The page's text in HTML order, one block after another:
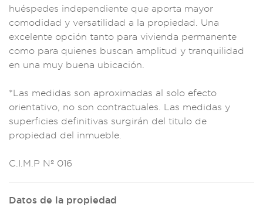
huéspedes independiente que aporta mayor
comodidad y versatilidad a la propiedad. Una
excelente opción tanto para vivienda permanente
como para quienes buscan amplitud y tranquilidad
en una muy buena ubicación.
*Las medidas son aproximadas al solo efecto
orientativo, no son contractuales . Las medidas y
superficies definitivas surgirán del titulo de
propiedad del inmueble.
C.I .M.P Nº 016
Datos de la propiedad